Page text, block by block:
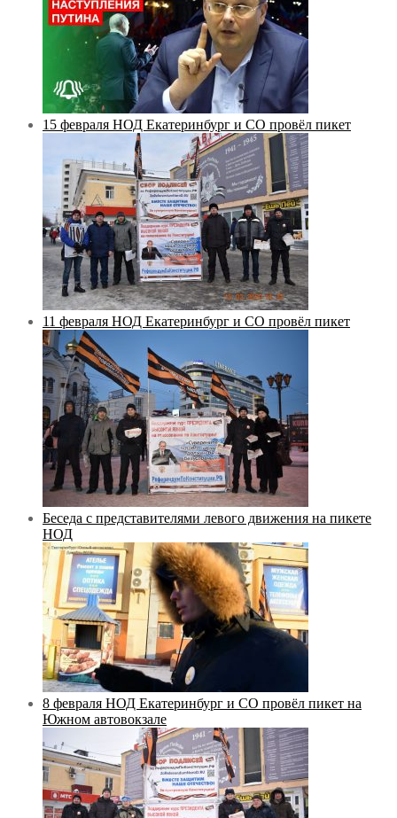
15 февраля НОД Екатеринбург и СО провёл пикет
11 февраля НОД Екатеринбург и СО провёл пикет
Беседа с представителями левого движения на пикете
НОД
8 февраля НОД Екатеринбург и СО провёл пикет на
Южном автовокзале